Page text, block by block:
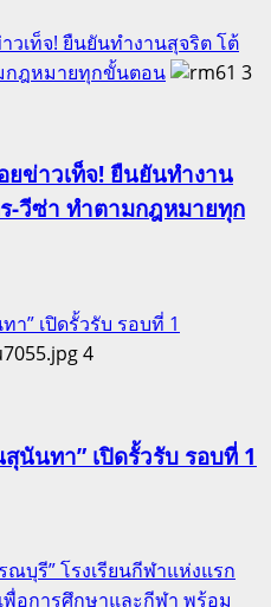
เท็จ! ยืนยันทำงานสุจริต โต้
กฎหมายทุกขั้นตอน
3
ยข่าวเท็จ! ยืนยันทำงาน
-วีซ่า ทำตามกฎหมายทุก
า” เปิดรั้วรับ รอบที่ 1
4
นันทา” เปิดรั้วรับ รอบที่ 1
ณบุรี” โรงเรียนกีฬาแห่งแรก
อการศึกษาและกีฬา พร้อม